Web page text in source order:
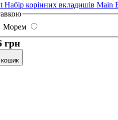
Набір корінних вкладишів Main
Морем
грн